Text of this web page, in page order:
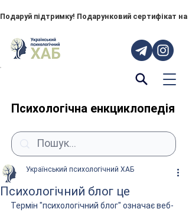
Подаруй підтримку! Подарунковий сертифікат
Психологічна енкциклопедія
Психологічний блог це
Український психологічний ХАБ
Термін "психологічний блог" означає веб-